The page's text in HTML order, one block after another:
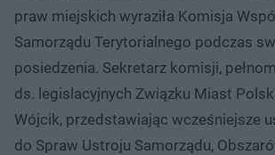
praw miejskich wyraziła Komisja
Samorządu Terytorialnego podczas
posiedzenia. Sekretarz komisji,
ds. legislacyjnych Związku Miast
Wójcik, przedstawiając wcześniejsze
do Spraw Ustroju Samorządu,